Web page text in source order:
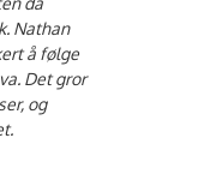
Nathan
å følge
Det gror
og